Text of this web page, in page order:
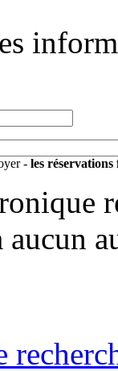
- les réservations
aucun